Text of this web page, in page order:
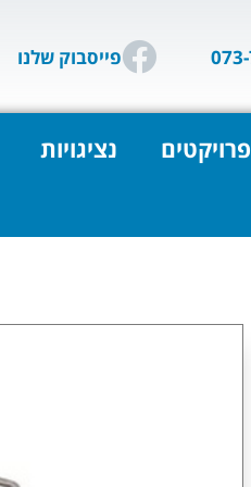
פייסבוק שלנו
פרויקטים נציגויות